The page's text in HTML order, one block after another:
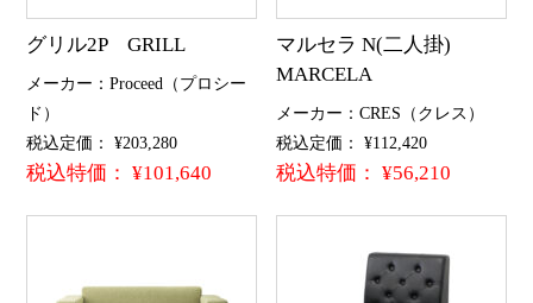
グリル2P GRILL
メーカー：Proceed（プロシー
ド）
税込定価： ¥203,280
税込特価： ¥101,640
マルセラ N(二人掛)
MARCELA
メーカー：CRES（クレス）
税込定価： ¥112,420
税込特価： ¥56,210